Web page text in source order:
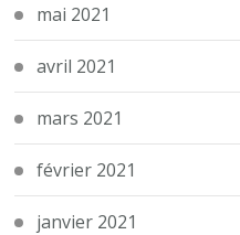
mai 2021
avril 2021
mars 2021
février 2021
janvier 2021